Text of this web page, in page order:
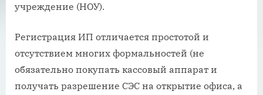
учреждение (НОУ).
Регистрация ИП отличается простотой и
отсутствием многих формальностей (не
обязательно покупать кассовый аппарат и
получать разрешение СЭС на открытие офиса, а